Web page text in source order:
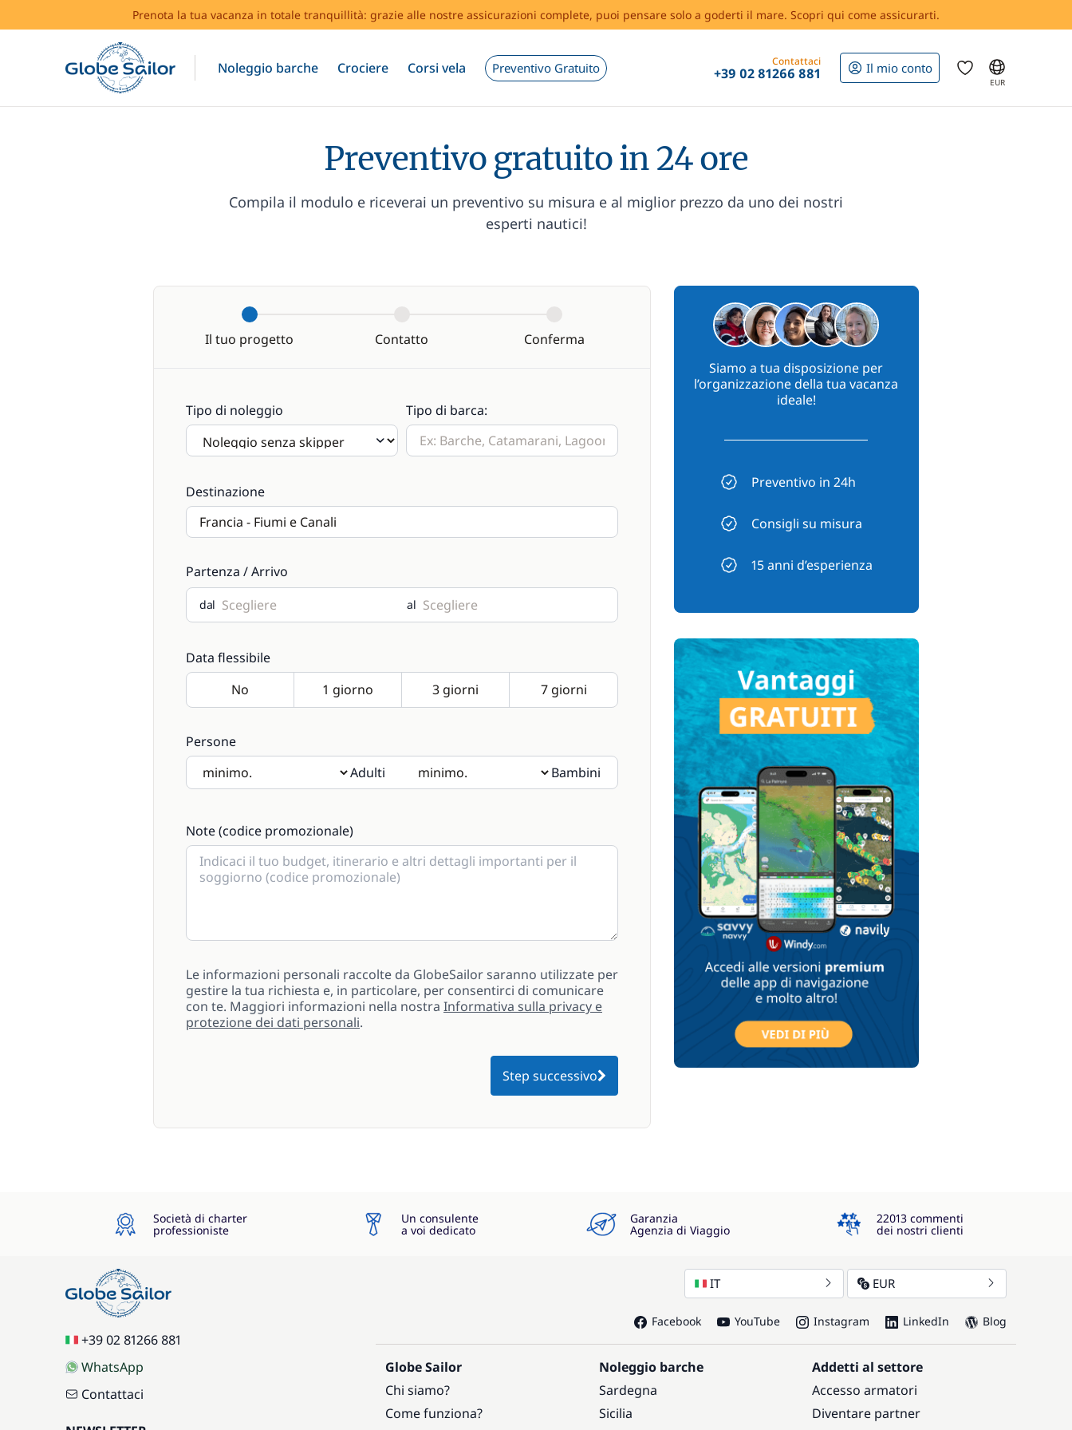
Prenota la tua vacanza in totale tranquillità: grazie alle nostre assicurazioni complete, puoi pensare solo a goderti il mare. Scopri qui come assicurarti.
Noleggio barche Crociere Corsi vela Preventivo Gratuito Contattaci
+39 02 81266 881 Il mio conto
EUR
Preventivo gratuito in 24 ore
Compila il modulo e riceverai un preventivo su misura e al miglior prezzo da uno dei nostri
esperti nautici!
Il tuo progetto Contatto Conferma
Tipo di noleggio Tipo di barca:
Destinazione
Partenza / Arrivo
dal al
Data flessibile
Persone
Adulti
Bambini
Note (codice promozionale)
Le informazioni personali raccolte da GlobeSailor saranno utilizzate per
gestire la tua richiesta e, in particolare, per consentirci di comunicare
con te. Maggiori informazioni nella nostra Informativa sulla privacy e
protezione dei dati personali.
Step successivo
Siamo a tua disposizione per
l’organizzazione della tua vacanza
ideale!
Preventivo in 24h
Consigli su misura
15 anni d’esperienza
Società di charter
professioniste
Un consulente
a voi dedicato
Garanzia
Agenzia di Viaggio
4.3
22013 commenti
dei nostri clienti
+39 02 81266 881
WhatsApp
Contattaci
IT EUR
Facebook YouTube Instagram LinkedIn Blog
Globe Sailor
Chi siamo?
Come funziona?
Noleggio barche
Sardegna
Sicilia
Addetti al settore
Accesso armatori
Diventare partner